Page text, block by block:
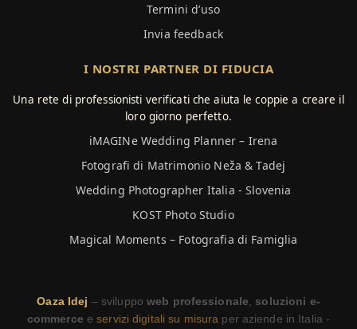
Termini d’uso
Invia feedback
I NOSTRI PARTNER DI FIDUCIA
Una rete di professionisti verificati che aiuta le coppie a creare il
loro giorno perfetto.
iMAGINe Wedding Planner – Irena
Fotografi di Matrimonio Neža & Tadej
Wedding Photographer Italia - Slovenia
KOST Photo Studio
Magical Moments – Fotografia di Famiglia
Oaza Idej – sviluppoweb professionale
soluzioni e-
commerce eservizi digitali su misura per aziende in Italia -